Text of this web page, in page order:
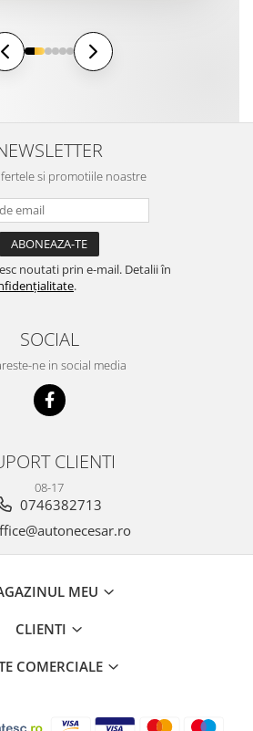
si promotiile noastre
noutati prin e-mail. Detalii în
.
SOCIAL
ne in social media
CLIENTI
08-17
0746382713
MEU
CLIENTI
COMERCIALE